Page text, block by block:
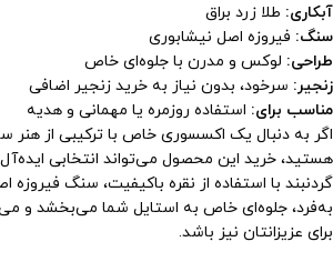
آبکاری: طلا زرد براق
سنگ: فیروزه اصل نیشابوری
طراحی: لوکس و مدرن با جلوه‌ای خاص
زنجیر: سرخود، بدون نیاز به خرید زنجیر اضافی
مناسب برای: استفاده روزمره یا مهمانی و هدیه
اگر به دنبال یک اکسسوری خاص با ترکیبی از هنر
هستید، خرید این محصول می‌تواند انتخابی
گردنبند با استفاده از نقره باکیفیت، سنگ
به‌فرد، جلوه‌ای خاص به استایل شما می‌بخشد و
برای عزیزانتان نیز باشد.